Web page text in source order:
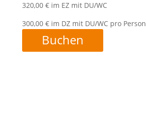
320,00 € im EZ mit DU/WC
300,00 € im DZ mit DU/WC pro Person
Buchen